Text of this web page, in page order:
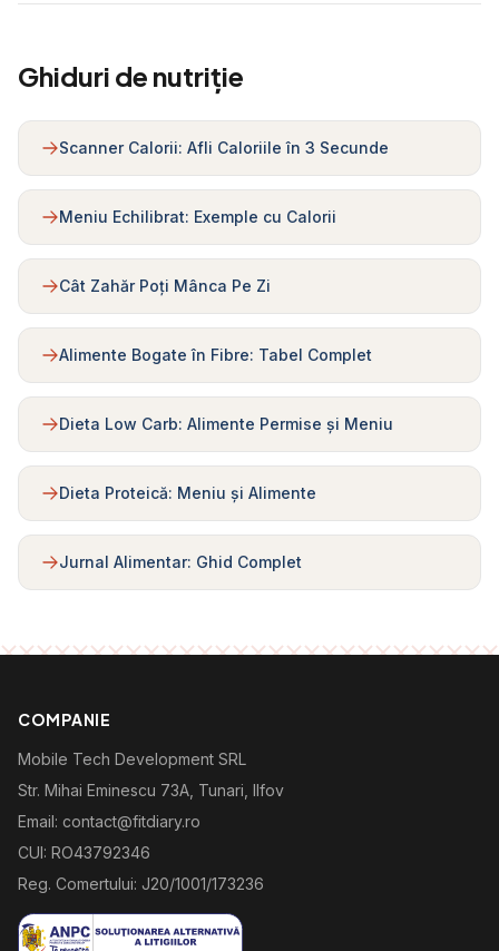
Ghiduri de nutriție
Scanner Calorii: Afli Caloriile în 3 Secunde
Meniu Echilibrat: Exemple cu Calorii
Cât Zahăr Poți Mânca Pe Zi
Alimente Bogate în Fibre: Tabel Complet
Dieta Low Carb: Alimente Permise și Meniu
Dieta Proteică: Meniu și Alimente
Jurnal Alimentar: Ghid Complet
COMPANIE
Mobile Tech Development SRL
Str. Mihai Eminescu 73A, Tunari, Ilfov
Email: contact@fitdiary.ro
CUI: RO43792346
Reg. Comertului: J20/1001/173236